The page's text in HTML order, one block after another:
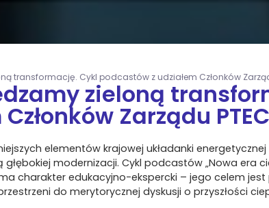
transformację. Cykl podcastów z udziałem Członków
zieloną
Zarządu PTEC
elementów krajowej układanki
modernizacji. Cykl podcastów „Nowa era
ma charakter edukacyjno-ekspercki – jego celem
do merytorycznej dyskusji o przyszłości